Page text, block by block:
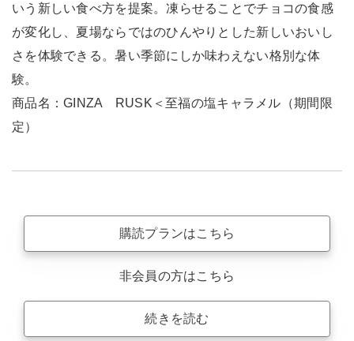
いう新しい食べ方を提案。凍らせることでチョコの食感
が変化し、夏場ならではのひんやりとした新しいおいし
さを体験できる。暑い季節にしか味わえない格別な体
験。
商品名：GINZA RUSK＜至福の塩キャラメル（期間限
定）
購読プランはこちら
非会員の方はこちら
続きを読む